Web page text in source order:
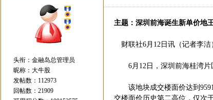
头衔：金融岛总管理员
昵称：大牛股
发帖数：112973
回帖数：21909
主题：深圳前海诞生新单价地
财联社6月12日讯（记者李洁
6月12日，深圳前海桂湾片区
该地块成交楼面价达到
交楼面价历史第二高位，仅次